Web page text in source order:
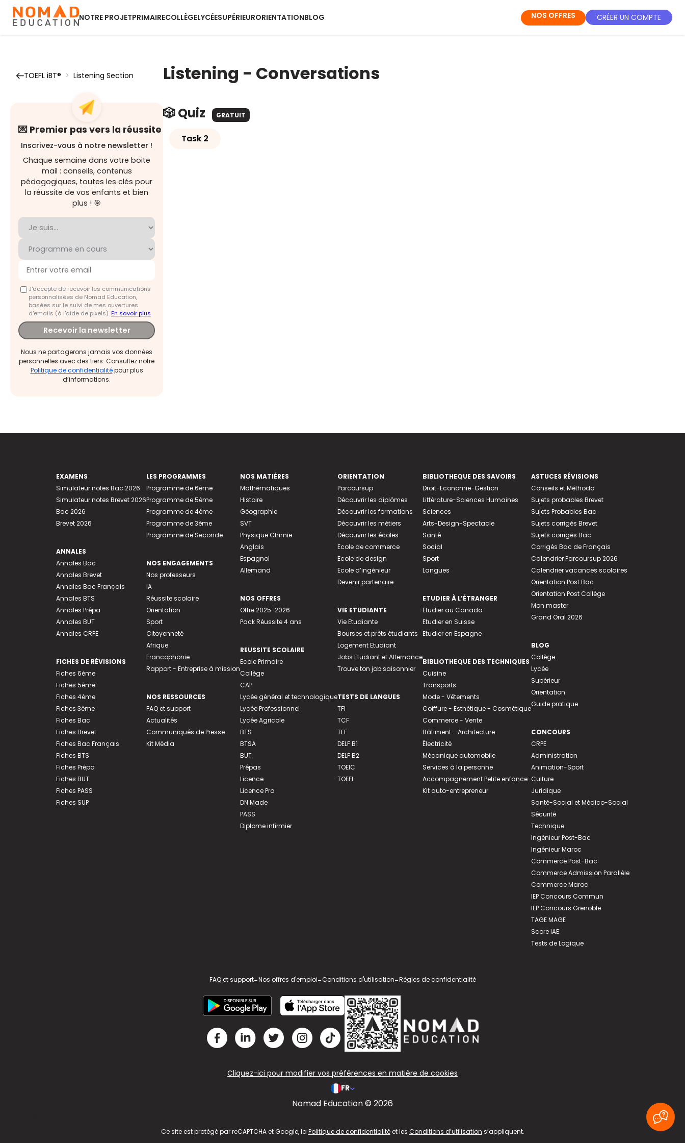
NOTRE PROJETPRIMAIRECOLLÈGELYCÉESUPÉRIEURORIENTATIONBLOG NOS OFFRES CRÉER UN COMPTE
TOEFL iBT® > Listening Section
💌 Premier pas vers la réussite
Inscrivez-vous à notre newsletter !
Chaque semaine dans votre boite
mail : conseils, contenus
pédagogiques, toutes les clés pour
la réussite de vos enfants et bien
plus ! 🎯
J'accepte de recevoir les communications
personnalisées de Nomad Education,
basées sur le suivi de mes ouvertures
d'emails (à l’aide de pixels).En savoir plus
Recevoir la newsletter
Nous ne partagerons jamais vos données
personnelles avec des tiers. Consultez notre
Politique de confidentialitépour plus
d’informations.
Listening - Conversations
🎲 Quiz GRATUIT
Task 2
EXAMENS
Simulateur notes Bac 2026
Simulateur notes Brevet 2026
Bac 2026
Brevet 2026
ANNALES
Annales Bac
Annales Brevet
Annales Bac Français
Annales BTS
Annales Prépa
Annales BUT
Annales CRPE
FICHES DE RÉVISIONS
Fiches 6ème
Fiches 5ème
Fiches 4ème
Fiches 3ème
Fiches Bac
Fiches Brevet
Fiches Bac Français
Fiches BTS
Fiches Prépa
Fiches BUT
Fiches PASS
Fiches SUP
LES PROGRAMMES
Programme de 6ème
Programme de 5ème
Programme de 4ème
Programme de 3ème
Programme de Seconde
NOS ENGAGEMENTS
Nos professeurs
IA
Réussite scolaire
Orientation
Sport
Citoyenneté
Afrique
Francophonie
Rapport - Entreprise à mission
NOS RESSOURCES
FAQ et support
Actualités
Communiqués de Presse
Kit Média
NOS MATIÈRES
Mathématiques
Histoire
Géographie
SVT
Physique Chimie
Anglais
Espagnol
Allemand
NOS OFFRES
Offre 2025-2026
Pack Réussite 4 ans
REUSSITE SCOLAIRE
Ecole Primaire
Collège
CAP
Lycée général et technologique
Lycée Professionnel
Lycée Agricole
BTS
BTSA
BUT
Prépas
Licence
Licence Pro
DN Made
PASS
Diplome infirmier
ORIENTATION
Parcoursup
Découvrir les diplômes
Découvrir les formations
Découvrir les métiers
Découvrir les écoles
Ecole de commerce
Ecole de design
Ecole d’ingénieur
Devenir partenaire
VIE ETUDIANTE
Vie Etudiante
Bourses et prêts étudiants
Logement Etudiant
Jobs Etudiant et Alternance
Trouve ton job saisonnier
TESTS DE LANGUES
TFI
TCF
TEF
DELF B1
DELF B2
TOEIC
TOEFL
BIBLIOTHEQUE DES SAVOIRS
Droit-Economie-Gestion
Littérature-Sciences Humaines
Sciences
Arts-Design-Spectacle
Santé
Social
Sport
Langues
ETUDIER À L’ÉTRANGER
Etudier au Canada
Etudier en Suisse
Etudier en Espagne
BIBLIOTHEQUE DES TECHNIQUES
Cuisine
Transports
Mode - Vêtements
Coiffure - Esthétique - Cosmétique
Commerce - Vente
Bâtiment - Architecture
Électricité
Mécanique automobile
Services à la personne
Accompagnement Petite enfance
Kit auto-entrepreneur
ASTUCES RÉVISIONS
Conseils et Méthodo
Sujets probables Brevet
Sujets Probables Bac
Sujets corrigés Brevet
Sujets corrigés Bac
Corrigés Bac de Français
Calendrier Parcoursup 2026
Calendrier vacances scolaires
Orientation Post Bac
Orientation Post Collège
Mon master
Grand Oral 2026
BLOG
Collège
Lycée
Supérieur
Orientation
Guide pratique
CONCOURS
CRPE
Administration
Animation-Sport
Culture
Juridique
Santé-Social et Médico-Social
Sécurité
Technique
Ingénieur Post-Bac
Ingénieur Maroc
Commerce Post-Bac
Commerce Admission Parallèle
Commerce Maroc
IEP Concours Commun
IEP Concours Grenoble
TAGE MAGE
Score IAE
Tests de Logique
FAQ et support-Nos offres d'emploi-Conditions d'utilisation-Règles de confidentialité
Cliquez-ici pour modifier vos préférences en matière de cookies
FR
Nomad Education © 2026
Ce site est protégé par reCAPTCHA et Google, la Politique de confidentialitéet les Conditions d’utilisation s’appliquent.